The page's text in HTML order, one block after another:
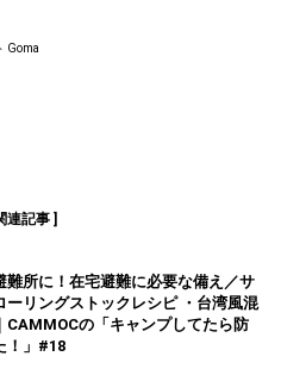
Goma
連記事 ]
難所に！在宅避難に必要な備え／サ
ーリングストックレシピ ・台湾風混
CAMMOCの「キャンプしてたら防
！」#18